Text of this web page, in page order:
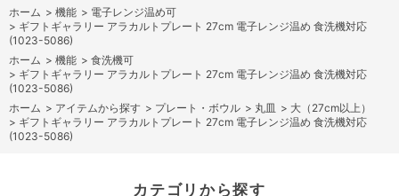
ホーム > 機能 > 電子レンジ温め可
> ギフトギャラリー アラカルトプレート 27cm 電子レンジ温め 食洗機対応
(1023-5086)
ホーム > 機能 > 食洗機可
> ギフトギャラリー アラカルトプレート 27cm 電子レンジ温め 食洗機対応
(1023-5086)
ホーム > アイテムから探す > プレート・ボウル > 丸皿 > 大（27cm以上）
> ギフトギャラリー アラカルトプレート 27cm 電子レンジ温め 食洗機対応
(1023-5086)
カテゴリから探す